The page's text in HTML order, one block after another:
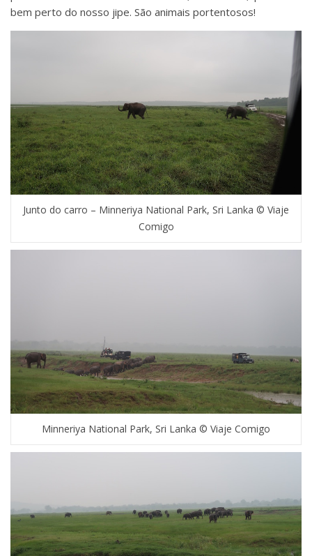
bem perto do nosso jipe. São animais portentosos!
Junto do carro – Minneriya National Park, Sri Lanka © Viaje
Comigo
Minneriya National Park, Sri Lanka © Viaje Comigo